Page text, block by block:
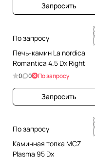
Запросить
По запросу
Печь-камин La nordica
Romantica 4.5 Dx Right
0 0 По запросу
Запросить
По запросу
Каминная топка MCZ
Plasma 95 Dx